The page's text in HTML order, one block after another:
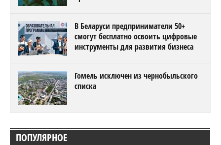
В Беларуси предприниматели 50+
смогут бесплатно освоить цифровые
инструменты для развития бизнеса
Гомель исключен из чернобыльского
списка
ПОПУЛЯРНОЕ